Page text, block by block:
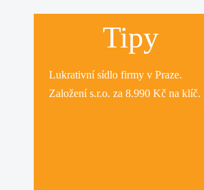
Tipy
Lukrativnísídlo firmy v Praze.
Založení s.r.o. za 8.990 Kč na klíč.